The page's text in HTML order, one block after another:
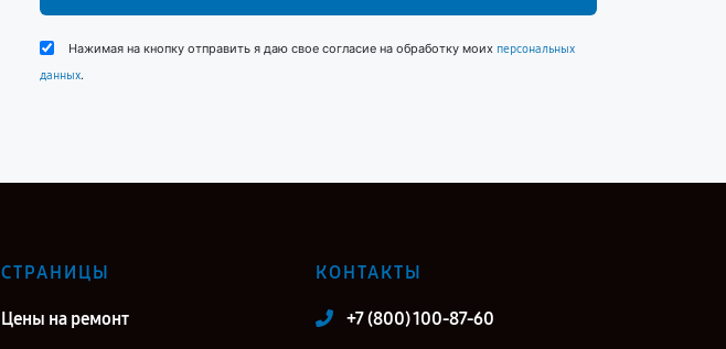
Нажимая на кнопку отправить я даю свое согласие на обработку моих персональных
данных.
СТРАНИЦЫ
Цены на ремонт
КОНТАКТЫ
+7 (800) 100-87-60